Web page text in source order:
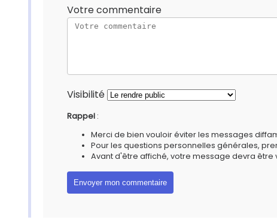
Votre commentaire
Visibilité
Rappel :
Merci de bien vouloir éviter les messages
Pour les questions personnelles générales,
Avant d'être affiché, votre message devra être